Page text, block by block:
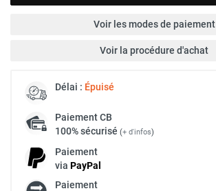
Voir les modes de paiement
Voir la procédure d'achat
Délai : Épuisé
PaiementCB
100% sécurisé (+ d'infos)
Paiement
via PayPal
Paiement